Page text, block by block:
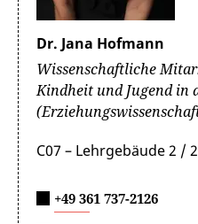
Dr. Jana Hofmann
Wissenschaftliche
Kindheit und Jugend in
C07 – Lehrgebäude 2 /
+49 361 737-2126